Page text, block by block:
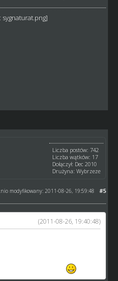
Liczba postów: 742
Liczba wątków: 17
Dołączył: Dec 2010
Drużyna: Wybrzeze
#5
modyfikowany: 2011-08-26, 19:59:48
(2011-08-26, 19:40:48)